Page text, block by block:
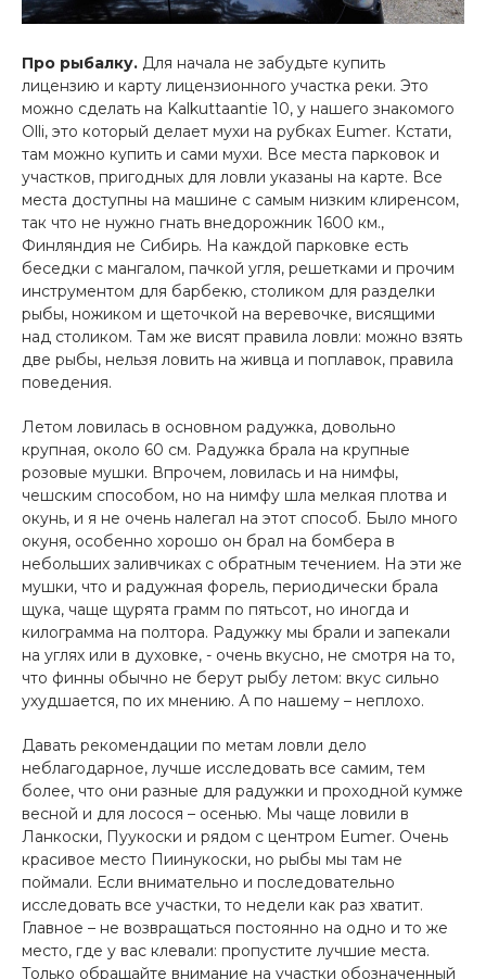
Про рыбалку. Для начала не забудьте купить
лицензию и карту лицензионного участка реки. Это
можно сделать на Kalkuttaantie 10, у нашего знакомого
Olli, это который делает мухи на рубках Eumer. Кстати,
там можно купить и сами мухи. Все места парковок и
участков, пригодных для ловли указаны на карте. Все
места доступны на машине с самым низким клиренсом,
так что не нужно гнать внедорожник 1600 км.,
Финляндия не Сибирь. На каждой парковке есть
беседки с мангалом, пачкой угля, решетками и прочим
инструментом для барбекю, столиком для разделки
рыбы, ножиком и щеточкой на веревочке, висящими
над столиком. Там же висят правила ловли: можно взять
две рыбы, нельзя ловить на живца и поплавок, правила
поведения.
Летом ловилась в основном радужка, довольно
крупная, около 60 см. Радужка брала на крупные
розовые мушки. Впрочем, ловилась и на нимфы,
чешским способом, но на нимфу шла мелкая плотва и
окунь, и я не очень налегал на этот способ. Было много
окуня, особенно хорошо он брал на бомбера в
небольших заливчиках с обратным течением. На эти же
мушки, что и радужная форель, периодически брала
щука, чаще щурята грамм по пятьсот, но иногда и
килограмма на полтора. Радужку мы брали и запекали
на углях или в духовке, - очень вкусно, не смотря на то,
что финны обычно не берут рыбу летом: вкус сильно
ухудшается, по их мнению. А по нашему – неплохо.
Давать рекомендации по метам ловли дело
неблагодарное, лучше исследовать все самим, тем
более, что они разные для радужки и проходной кумже
весной и для лосося – осенью. Мы чаще ловили в
Ланкоски, Пуукоски и рядом с центром Eumer. Очень
красивое место Пиинукоски, но рыбы мы там не
поймали. Если внимательно и последовательно
исследовать все участки, то недели как раз хватит.
Главное – не возвращаться постоянно на одно и то же
место, где у вас клевали: пропустите лучшие места.
Только обращайте внимание на участки обозначенный